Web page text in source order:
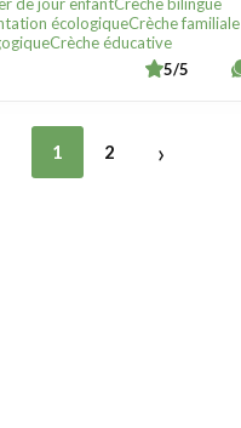
écologiqueCrèche familiale
Crèche éducative
5/5
1 2 ›